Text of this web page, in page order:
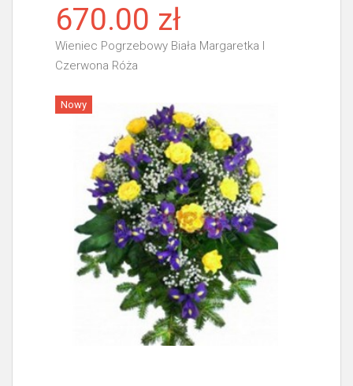
670.00 zł
Wieniec Pogrzebowy Biała Margaretka I
Czerwona Róża
Więcej
Nowy